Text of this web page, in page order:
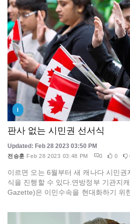
I
판사 없는 시민권 선서식
Updated: Feb 28 2023 03:50 PM
전승훈 Feb 28 2023 03:48 PM 0 0
이르면 오는 6월부터 새 캐나다 시민권
식을 진행할 수 있다.연방정부 기관지
Gazette)은 이민수속을 현대화하기 위